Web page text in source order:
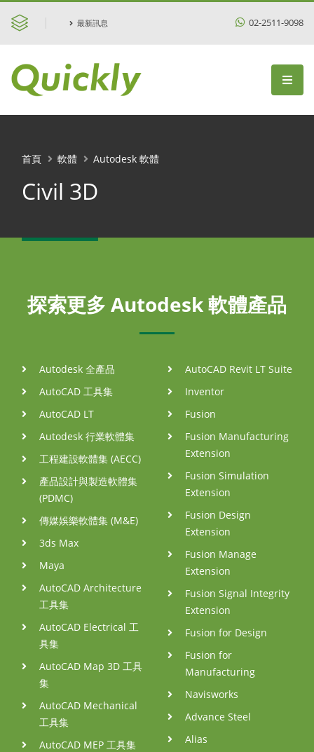
最新訊息 02-2511-9098
Civil 3D
首頁 軟體 Autodesk 軟體
探索更多 Autodesk 軟體產品
Autodesk 全產品
AutoCAD 工具集
AutoCAD LT
Autodesk 行業軟體集
工程建設軟體集 (AECC)
產品設計與製造軟體集
(PDMC)
傳媒娛樂軟體集 (M&E)
3ds Max
Maya
AutoCAD Architecture
工具集
AutoCAD Electrical 工
具集
AutoCAD Map 3D 工具
集
AutoCAD Mechanical
工具集
AutoCAD MEP 工具集
AutoCAD Revit LT Suite
Inventor
Fusion
Fusion Manufacturing
Extension
Fusion Simulation
Extension
Fusion Design
Extension
Fusion Manage
Extension
Fusion Signal Integrity
Extension
Fusion for Design
Fusion for
Manufacturing
Navisworks
Advance Steel
Alias